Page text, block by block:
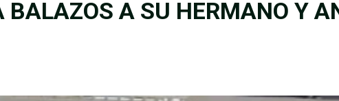
BALAZOS A SU HERMANO Y